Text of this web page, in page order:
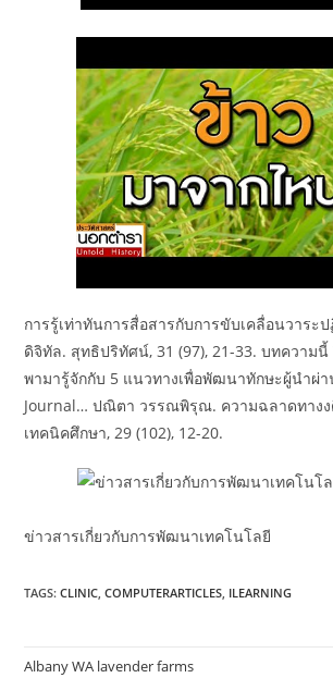
การรู้เท่าทันการสื่อสารกับการขับเคลื่อนวาระ
ดิจิทัล. สุทธิปริทัศน์, 31 (97), 21-33. บทความนี้
พามารู้จักกับ 5 แนวทางเพื่อพัฒนาทักษะผู้นำผ่า
Journal… ปณิตา วรรณพิรุณ. ความฉลาดทาง
เทคนิคศึกษา, 29 (102), 12-20.
ข่าวสารเกี่ยวกับการพัฒนาเทคโนโลยี
TAGS:CLINIC, COMPUTERARTICLES, ILEARNING
Albany WA lavender farms